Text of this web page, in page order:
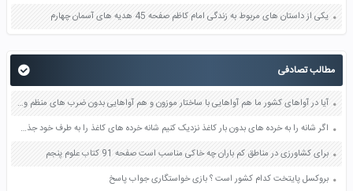
یکی از داستان های مربوط به زندگی امام کاظم صفحه 45 هدیه های آسمان چهارم
مطالب تصادفی
آیا در آواهای کشور ما هم آواهایی با ساختار موزون و هم آواهایی بدون ضرب های منظم وجود دارد پیدا کنید کدام نوع آنها با ضرب های منظم و کدام بدون ضرب های منظم اند صفحه 100 فرهنگ و هنر هفتم
اگر شانه را به خرده های بدون بار کاغذ نزدیک کنیم شانه خرده های کاغذ را به طرف خود جذب می کند توضیح دهید چرا چنین اتفاقی رخ می دهد صفحه 82 علوم هشتم
برای کشاورزی در مناطق کم باران چه خاکی مناسب است صفحه 91 کتاب علوم پنجم
بروکسل پایتخت کدام کشور است ؟ بازی خواستگاری جواب پاسخ